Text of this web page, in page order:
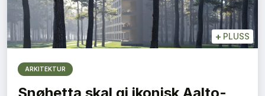
+ PLUSS
ARKITEKTUR